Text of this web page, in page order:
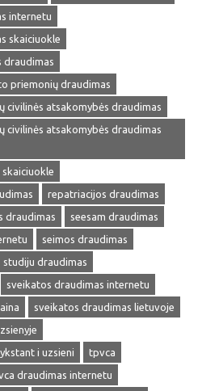
internetu
skaiciuokle
draudimas
priemonių draudimas
civilinės atsakomybės draudimas
civilinės atsakomybės draudimas
repatriacijos draudimas
draudimas
seesam draudimas
seimos draudimas
studiju draudimas
sveikatos draudimas internetu
sveikatos draudimas lietuvoje
i uzsieni
tpvca
draudimas internetu